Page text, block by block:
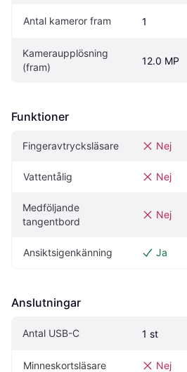
Antal kameror fram 1
Kameraupplösning
(fram)
12.0 MP
Funktioner
Fingeravtrycksläsare Nej
Vattentålig Nej
Medföljande
tangentbord
Nej
Ansiktsigenkänning Ja
Anslutningar
Antal USB-C 1 st
Minneskortsläsare Nej